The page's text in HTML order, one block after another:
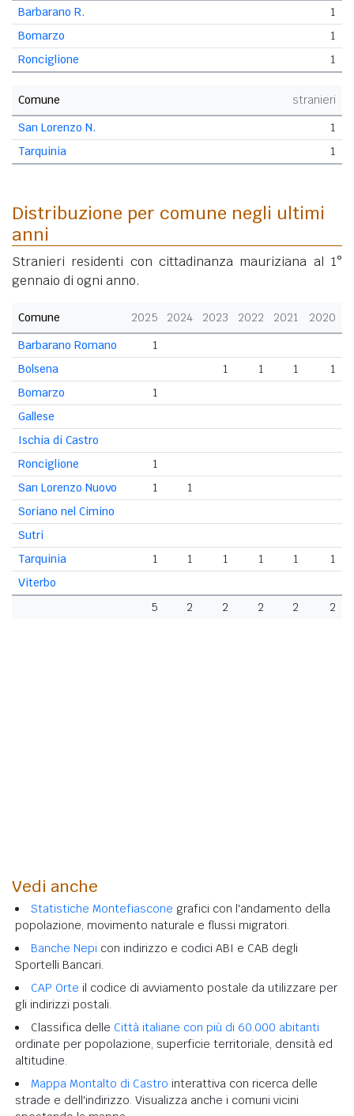
Barbarano R.
1
Bomarzo
1
Ronciglione
1
Comune
stranieri
San Lorenzo N.
1
Tarquinia
1
Distribuzione per comune negli ultimi
anni
Stranieri residenti con cittadinanza mauriziana al 1°
gennaio di ogni anno.
Comune 2025 2024 2023 2022 2021
2020
Barbarano Romano
1
Bolsena
1 1 1
1
Bomarzo
1
Gallese
Ischia di Castro
Ronciglione
1
San Lorenzo Nuovo
1
1
Soriano nel Cimino
Sutri
Tarquinia
1 1 1 1 1
1
Viterbo
5
2 2 2 2 2
Vedi anche
Statistiche Montefiascone grafici con l'andamento della
popolazione, movimento naturale e flussi migratori.
Banche Nepi con indirizzo e codici ABI e CAB degli
Sportelli Bancari.
CAP Orte il codice di avviamento postale da utilizzare per
gli indirizzi postali.
Classifica delle Città italiane con più di 60.000 abitanti
ordinate per popolazione, superficie territoriale, densità ed
altitudine.
Mappa Montalto di Castro interattiva con ricerca delle
strade e dell'indirizzo. Visualizza anche i comuni vicini